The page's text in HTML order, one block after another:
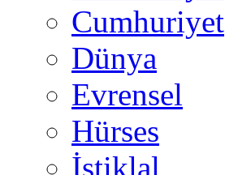
Cumhuriyet
Dünya
Evrensel
Hürses
İstiklal